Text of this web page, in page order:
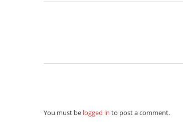
You must be logged in to post a comment.